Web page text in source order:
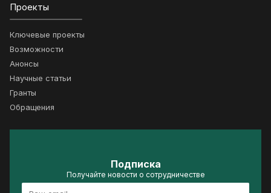
Проекты
Ключевые проекты
Возможности
Анонсы
Научные статьи
Гранты
Обращения
Подписка
Получайте новости о сотрудничестве